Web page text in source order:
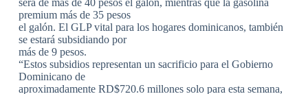
premium más de 35 pesos
el galón. El GLP vital para los hogares dominicanos, también
se estará subsidiando por
más de 9 pesos.
“Estos subsidios representan un sacrificio para el Gobierno
Dominicano de
aproximadamente RD$720.6 millones solo para esta semana,